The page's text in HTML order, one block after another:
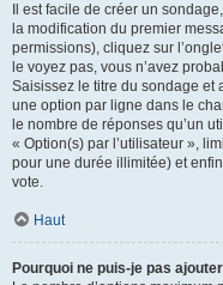
Il est facile de créer un
la modification du premier
permissions), cliquez sur
le voyez pas, vous n’avez
Saisissez le titre du sondage et
une option par ligne dans le
le nombre de réponses qu’un
« Option(s) par l’utilisateur »,
pour une durée illimitée) et
vote.
Haut
Pourquoi ne puis-je pas